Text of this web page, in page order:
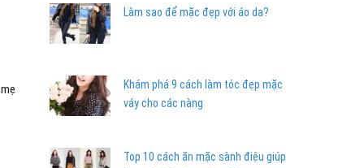
Làm sao để mặc đẹp với áo da?
Khám phá 9 cách làm tóc đẹp mặc
váy cho các nàng
Top 10 cách ăn mặc sành điệu giúp